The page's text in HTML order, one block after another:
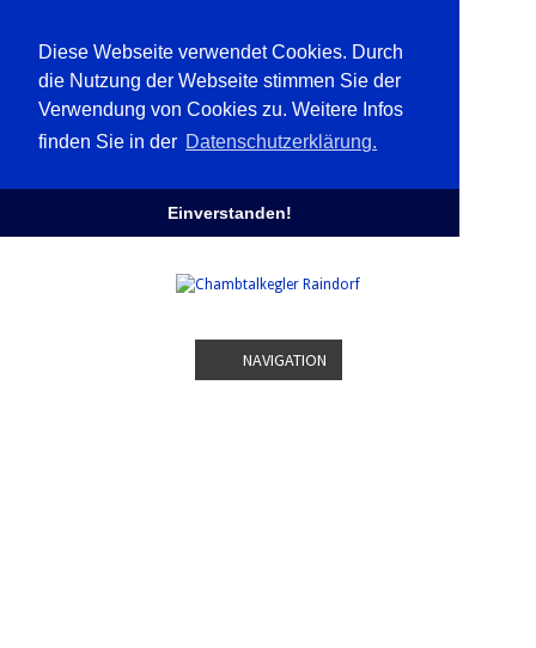
Diese Webseite verwendet Cookies. Durch
die Nutzung der Webseite stimmen Sie der
Verwendung von Cookies zu. Weitere Infos
finden Sie in der Datenschutzerklärung.
Einverstanden!
NAVIGATION